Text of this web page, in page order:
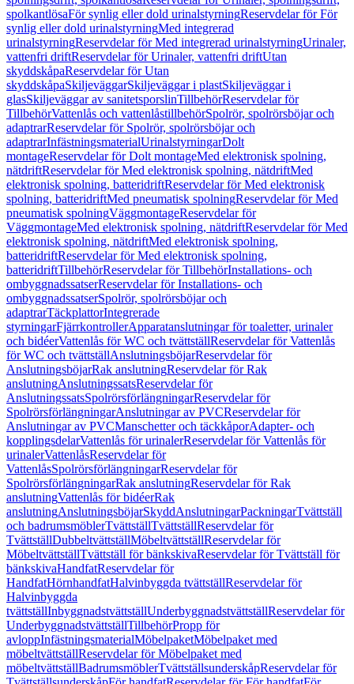
spolkantlösaFör synlig eller dold urinalstyrningReservdelar för För
synlig eller dold urinalstyrningMed integrerad
urinalstyrningReservdelar för Med integrerad urinalstyrningUrinaler,
vattenfri driftReservdelar för Urinaler, vattenfri driftUtan
skyddskåpaReservdelar för Utan
skyddskåpaSkiljeväggarSkiljeväggar i plastSkiljeväggar i
glasSkiljeväggar av sanitetsporslinTillbehörReservdelar för
TillbehörVattenlås och vattenlåstillbehörSpolrör, spolrörsböjar och
adaptrarReservdelar för Spolrör, spolrörsböjar och
adaptrarInfästningsmaterialUrinalstyrningarDolt
montageReservdelar för Dolt montageMed elektronisk spolning,
nätdriftReservdelar för Med elektronisk spolning, nätdriftMed
elektronisk spolning, batteridriftReservdelar för Med elektronisk
spolning, batteridriftMed pneumatisk spolningReservdelar för Med
pneumatisk spolningVäggmontageReservdelar för
VäggmontageMed elektronisk spolning, nätdriftReservdelar för Med
elektronisk spolning, nätdriftMed elektronisk spolning,
batteridriftReservdelar för Med elektronisk spolning,
batteridriftTillbehörReservdelar för TillbehörInstallations- och
ombyggnadssatserReservdelar för Installations- och
ombyggnadssatserSpolrör, spolrörsböjar och
adaptrarTäckplattorIntegrerade
styrningarFjärrkontrollerApparatanslutningar för toaletter, urinaler
och bidéerVattenlås för WC och tvättställReservdelar för Vattenlås
för WC och tvättställAnslutningsböjarReservdelar för
AnslutningsböjarRak anslutningReservdelar för Rak
anslutningAnslutningssatsReservdelar för
AnslutningssatsSpolrörsförlängningarReservdelar för
SpolrörsförlängningarAnslutningar av PVCReservdelar för
Anslutningar av PVCManschetter och täckkåporAdapter- och
kopplingsdelarVattenlås för urinalerReservdelar för Vattenlås för
urinalerVattenlåsReservdelar för
VattenlåsSpolrörsförlängningarReservdelar för
SpolrörsförlängningarRak anslutningReservdelar för Rak
anslutningVattenlås för bidéerRak
anslutningAnslutningsböjarSkyddAnslutningarPackningarTvättställ
och badrumsmöblerTvättställTvättställReservdelar för
TvättställDubbeltvättställMöbeltvättställReservdelar för
MöbeltvättställTvättställ för bänkskivaReservdelar för Tvättställ för
bänkskivaHandfatReservdelar för
HandfatHörnhandfatHalvinbyggda tvättställReservdelar för
Halvinbyggda
tvättställInbyggnadstvättställUnderbyggnadstvättställReservdelar för
UnderbyggnadstvättställTillbehörPropp för
avloppInfästningsmaterialMöbelpaketMöbelpaket med
möbeltvättställReservdelar för Möbelpaket med
möbeltvättställBadrumsmöblerTvättställsunderskåpReservdelar för